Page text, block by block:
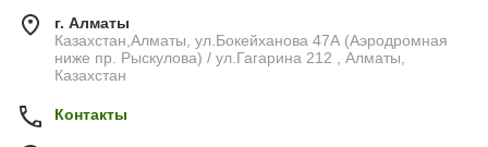
г. Алматы
Казахстан,Алматы, ул.Бокейханова 47А (Аэродромная
ниже пр. Рыскулова) / ул.Гагарина 212 , Алматы,
Казахстан
Контакты